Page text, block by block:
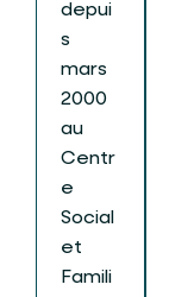
depui
s
mars
2000
au
Centr
e
Social
et
Famili